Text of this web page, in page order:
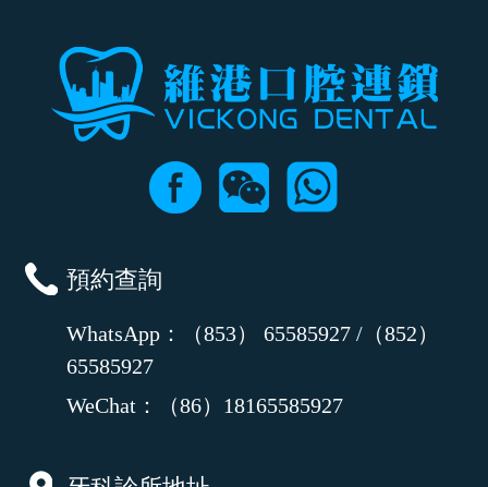
預約查詢
WhatsApp：（853） 65585927 /（852）
65585927
WeChat：（86）18165585927